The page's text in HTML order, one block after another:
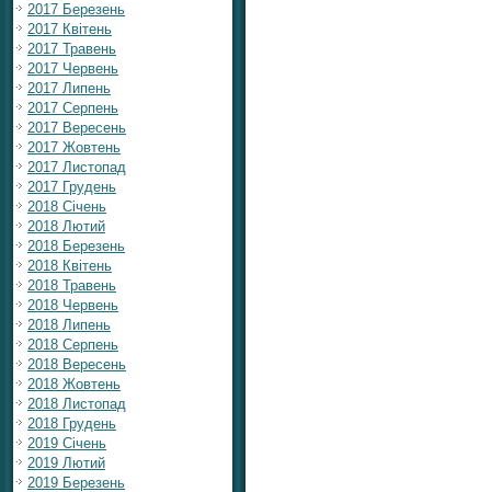
2017 Березень
2017 Квітень
2017 Травень
2017 Червень
2017 Липень
2017 Серпень
2017 Вересень
2017 Жовтень
2017 Листопад
2017 Грудень
2018 Січень
2018 Лютий
2018 Березень
2018 Квітень
2018 Травень
2018 Червень
2018 Липень
2018 Серпень
2018 Вересень
2018 Жовтень
2018 Листопад
2018 Грудень
2019 Січень
2019 Лютий
2019 Березень